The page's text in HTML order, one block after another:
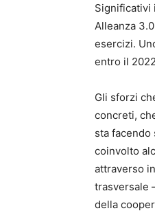
Significativi
Alleanza
esercizi.
entro il
Gli sforzi
concreti,
sta
coinvolto
attraverso
trasversale
della